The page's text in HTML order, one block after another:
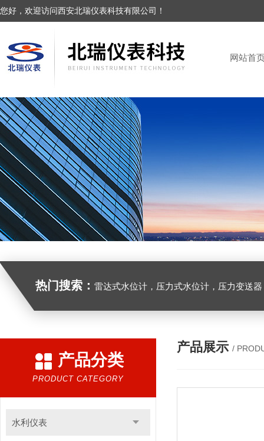
您好，欢迎访问西安北瑞仪表科技有限公司！
网站首
热门搜索： 雷达式水位计，压力式水位计，压力变送器
产品分类
PRODUCT CATEGORY
水利仪表
产品展示 /